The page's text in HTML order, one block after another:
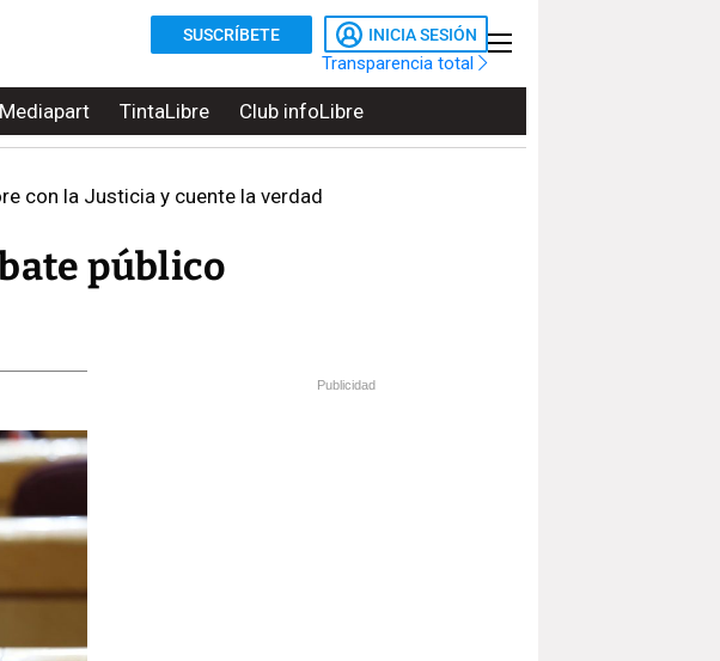
SUSCRÍBETE INICIA SESIÓN
Transparencia total
Mediapart TintaLibre Club infoLibre
con la Justicia y cuente la verdad
público
Publicidad